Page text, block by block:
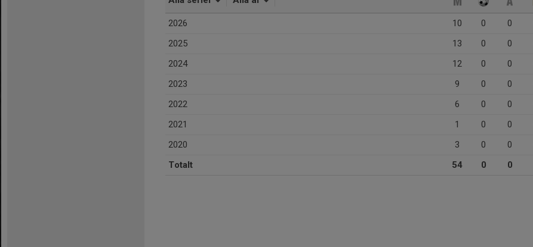
2026 10 0 0
2025
13 0 0
2024
12 0 0
2023
9 0 0
2022
6 0 0
2021
1 0 0
2020
3 0 0
Totalt
54 0 0